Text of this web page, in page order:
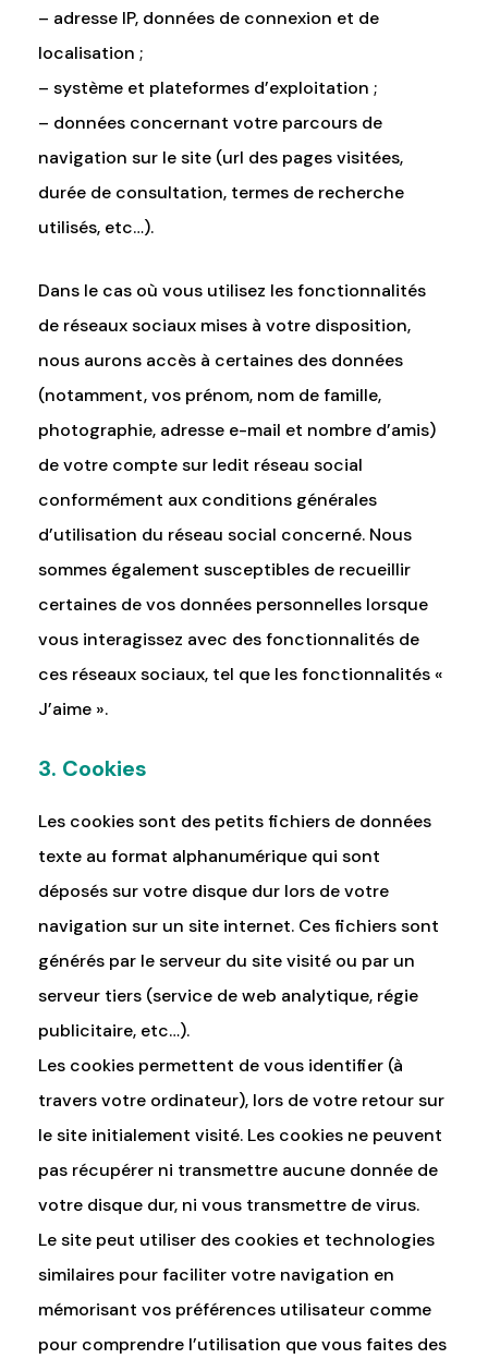
– adresse IP, données de connexion et de
localisation ;
– système et plateformes d’exploitation ;
– données concernant votre parcours de
navigation sur le site (url des pages visitées,
durée de consultation, termes de recherche
utilisés, etc…).
Dans le cas où vous utilisez les fonctionnalités
de réseaux sociaux mises à votre disposition,
nous aurons accès à certaines des données
(notamment, vos prénom, nom de famille,
photographie, adresse e-mail et nombre d’amis)
de votre compte sur ledit réseau social
conformément aux conditions générales
d’utilisation du réseau social concerné. Nous
sommes également susceptibles de recueillir
certaines de vos données personnelles lorsque
vous interagissez avec des fonctionnalités de
ces réseaux sociaux, tel que les fonctionnalités «
J’aime ».
3. Cookies
Les cookies sont des petits fichiers de données
texte au format alphanumérique qui sont
déposés sur votre disque dur lors de votre
navigation sur un site internet. Ces fichiers sont
générés par le serveur du site visité ou par un
serveur tiers (service de web analytique, régie
publicitaire, etc…).
Les cookies permettent de vous identifier (à
travers votre ordinateur), lors de votre retour sur
le site initialement visité. Les cookies ne peuvent
pas récupérer ni transmettre aucune donnée de
votre disque dur, ni vous transmettre de virus.
Le site peut utiliser des cookies et technologies
similaires pour faciliter votre navigation en
mémorisant vos préférences utilisateur comme
pour comprendre l’utilisation que vous faites des